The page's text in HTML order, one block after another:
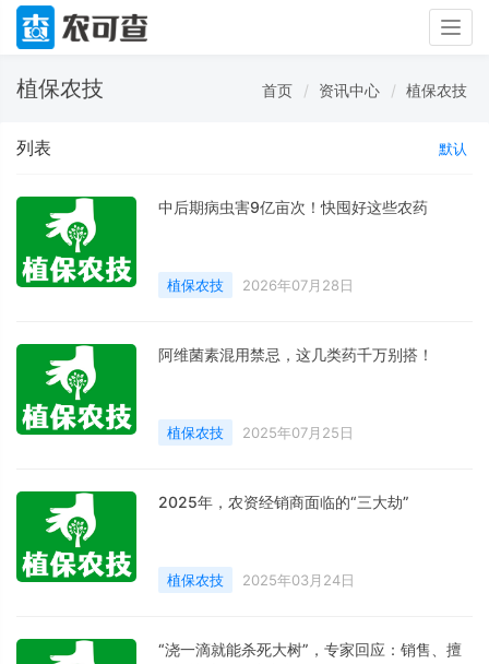
植保农技 首页 资讯中心 植保农技
列表 默认
中后期病虫害9亿亩次！快囤好这些农药
植保农技 2026年07月28日
阿维菌素混用禁忌，这几类药千万别搭！
植保农技 2025年07月25日
2025年，农资经销商面临的“三大劫”
植保农技 2025年03月24日
“浇一滴就能杀死大树”，专家回应：销售、擅